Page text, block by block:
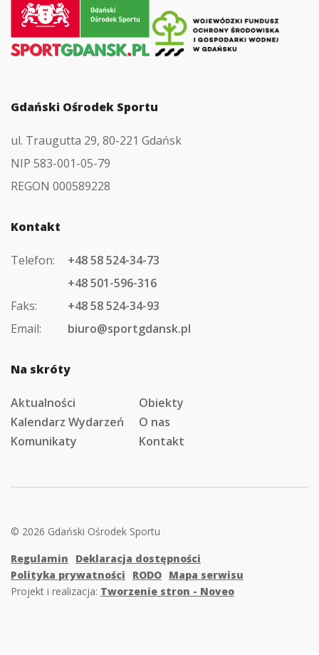
do
strony
głównej
Gdański Ośrodek Sportu
ul. Traugutta 29, 80-221 Gdańsk
NIP 583-001-05-79
REGON 000589228
Kontakt
Telefon:
+48 58 524-34-73
+48 501-596-316
Faks:
+48 58 524-34-93
Email:
biuro@sportgdansk.pl
Na skróty
Aktualności
Obiekty
Kalendarz Wydarzeń
O nas
Komunikaty
Kontakt
© 2026 Gdański Ośrodek Sportu
Regulamin
Deklaracja dostępności
Polityka prywatności
RODO Mapa serwisu
Projekt i realizacja: Tworzenie stron - Noveo